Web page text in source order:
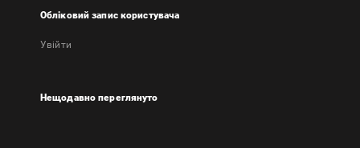
Обліковий запис користувача
Увійти
Нещодавно переглянуто